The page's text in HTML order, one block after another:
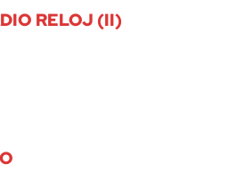
RELOJ (II)